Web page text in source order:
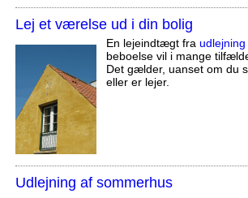
Lej et værelse ud i din bolig
En lejeindtægt fra
beboelse vil i mange
Det gælder, uanset om du
eller er lejer.
Udlejning af sommerhus